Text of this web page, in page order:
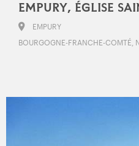
EMPURY, ÉGLISE
EMPURY
BOURGOGNE-FRANCHE-COMTÉ,